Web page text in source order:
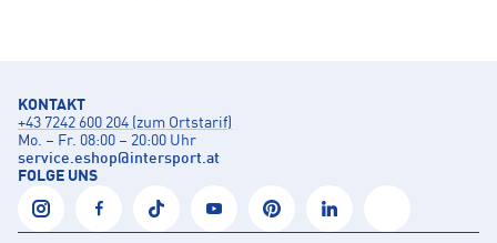
KONTAKT
+43 7242 600 204 (zum Ortstarif)
Mo. – Fr. 08:00 – 20:00 Uhr
service.eshop@intersport.at
FOLGE UNS